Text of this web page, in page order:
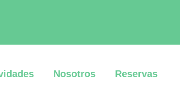
Nosotros Reservas